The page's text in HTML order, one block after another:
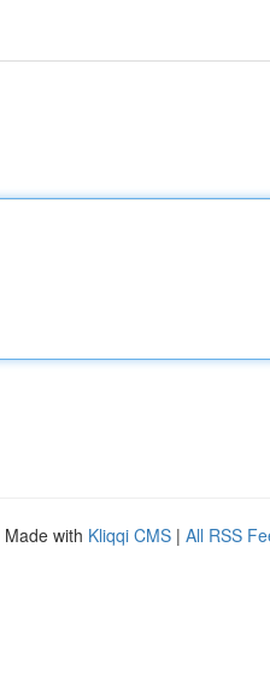
Made with Kliqqi CMS | All RSS